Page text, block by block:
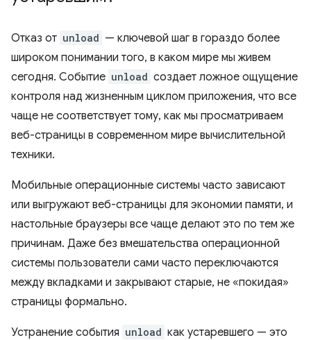
Отказ от unload — ключевой шаг в гораздо более
широком понимании того, в каком мире мы живем
сегодня. Событие unload создает ложное ощущение
контроля над жизненным циклом приложения, что все
чаще не соответствует тому, как мы просматриваем
веб-страницы в современном мире вычислительной
техники.
Мобильные операционные системы часто зависают
или выгружают веб-страницы для экономии памяти, и
настольные браузеры все чаще делают это по тем же
причинам. Даже без вмешательства операционной
системы пользователи сами часто переключаются
между вкладками и закрывают старые, не «покидая»
страницы формально.
Устранение события unload как устаревшего — это